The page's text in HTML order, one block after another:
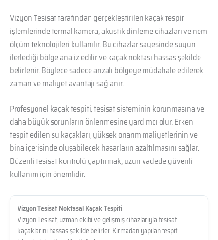
Vizyon Tesisat tarafından gerçekleştirilen kaçak tespit
işlemlerinde termal kamera, akustik dinleme cihazları ve nem
ölçüm teknolojileri kullanılır. Bu cihazlar sayesinde suyun
ilerlediği bölge analiz edilir ve kaçak noktası hassas şekilde
belirlenir. Böylece sadece arızalı bölgeye müdahale edilerek
zaman ve maliyet avantajı sağlanır.
Profesyonel kaçak tespiti, tesisat sisteminin korunmasına ve
daha büyük sorunların önlenmesine yardımcı olur. Erken
tespit edilen su kaçakları, yüksek onarım maliyetlerinin ve
bina içerisinde oluşabilecek hasarların azaltılmasını sağlar.
Düzenli tesisat kontrolü yaptırmak, uzun vadede güvenli
kullanım için önemlidir.
Vizyon Tesisat Noktasal Kaçak Tespiti
Vizyon Tesisat, uzman ekibi ve gelişmiş cihazlarıyla tesisat
kaçaklarını hassas şekilde belirler. Kırmadan yapılan tespit